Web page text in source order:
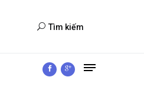
Tìm kiếm